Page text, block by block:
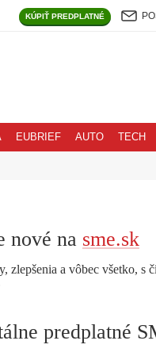
KÚPIŤ PREDPLATNÉ
EUBRIEF AUTO TECH
nové na sme.sk
zlepšenia a vôbec všetko, s
predplatné